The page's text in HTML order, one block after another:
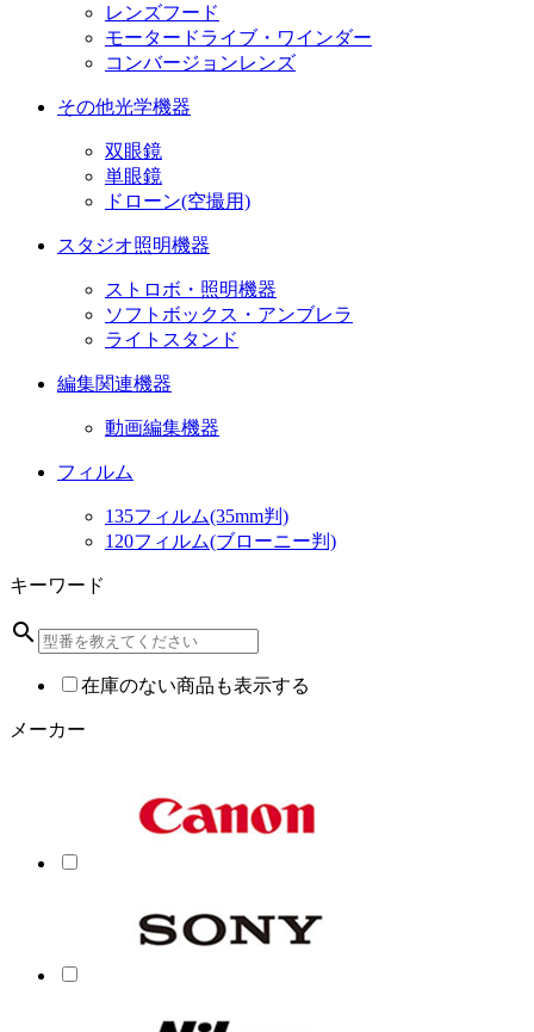
レンズフード
モータードライブ・ワインダー
コンバージョンレンズ
その他光学機器
双眼鏡
単眼鏡
ドローン(空撮用)
スタジオ照明機器
ストロボ・照明機器
ソフトボックス・アンブレラ
ライトスタンド
編集関連機器
動画編集機器
フィルム
135フィルム(35mm判)
120フィルム(ブローニー判)
キーワード
search
在庫のない商品も表示する
メーカー